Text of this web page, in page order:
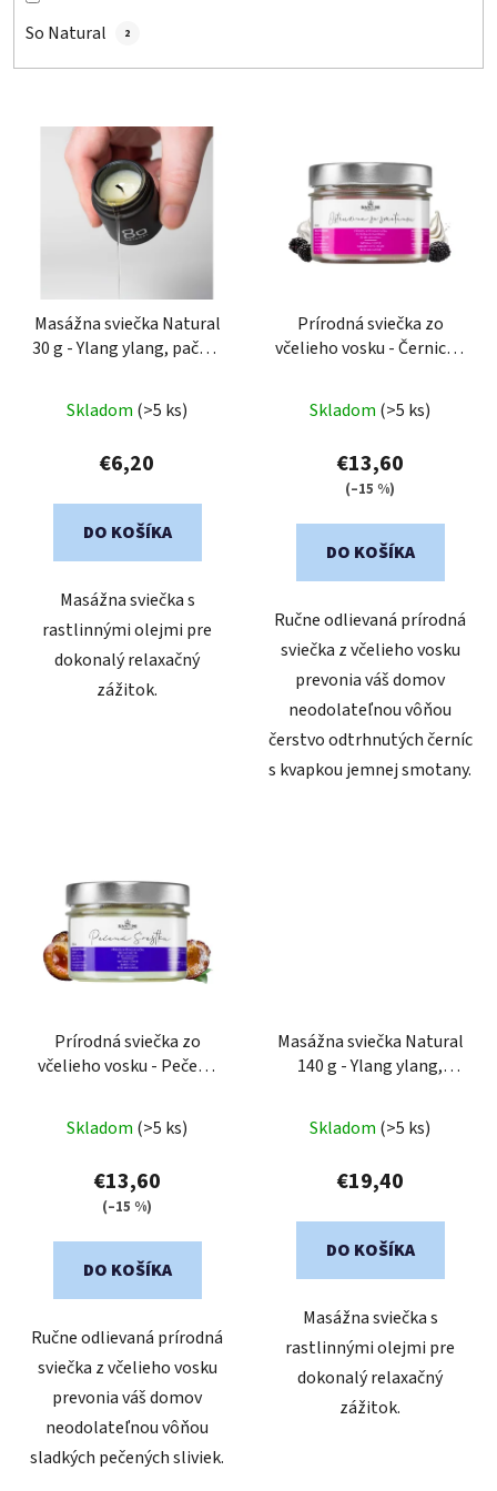
So Natural 2
Masážna sviečka Natural
30 g - Ylang ylang, pačuli,
Skladom (>5 ks)
€6,20
DO KOŠÍKA
Masážna sviečka s
rastlinnými olejmi pre
dokonalý relaxačný
zážitok.
Prírodná sviečka zo
včelieho vosku - Černica s
Skladom (>5 ks)
€13,60
(–15 %)
DO KOŠÍKA
Ručne odlievaná prírodná
sviečka z včelieho vosku
prevonia váš domov
neodolateľnou vôňou
čerstvo odtrhnutých černíc
s kvapkou jemnej smotany.
Prírodná sviečka zo
včelieho vosku - Pečená
Skladom (>5 ks)
€13,60
(–15 %)
DO KOŠÍKA
Ručne odlievaná prírodná
sviečka z včelieho vosku
prevonia váš domov
neodolateľnou vôňou
sladkých pečených sliviek.
Masážna sviečka Natural
140 g - Ylang ylang,
Skladom (>5 ks)
€19,40
DO KOŠÍKA
Masážna sviečka s
rastlinnými olejmi pre
dokonalý relaxačný
zážitok.